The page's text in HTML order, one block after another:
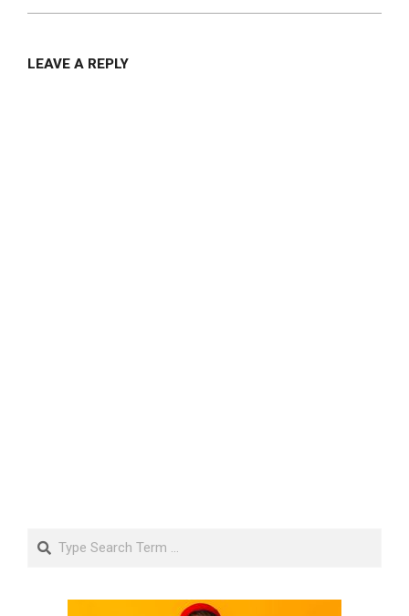
LEAVE A REPLY
Search